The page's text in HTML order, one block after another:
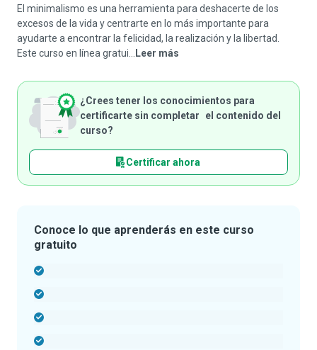
El minimalismo es una herramienta para deshacerte de los
excesos de la vida y centrarte en lo más importante para
ayudarte a encontrar la felicidad, la realización y la libertad.
Este curso en línea gratui...
Leer más
¿Crees tener los conocimientos para
certificarte sin completar el contenido del
curso?
Certificar ahora
Conoce lo que aprenderás en este curso
gratuito